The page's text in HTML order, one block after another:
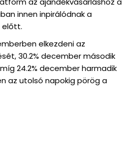
innen inpirálódnak a
előtt.
elkezdeni az
30.2% december második
24.2% december harmadik
az utolsó napokig pörög a